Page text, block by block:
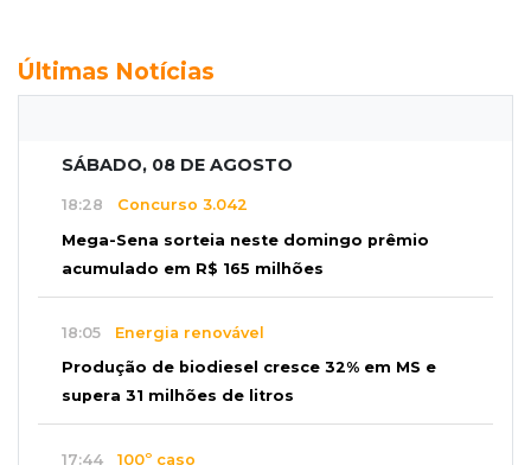
Últimas Notícias
SÁBADO, 08 DE AGOSTO
18:28 Concurso 3.042
Mega-Sena sorteia neste domingo prêmio
acumulado em R$ 165 milhões
18:05 Energia renovável
Produção de biodiesel cresce 32% em MS e
supera 31 milhões de litros
17:44 100º caso